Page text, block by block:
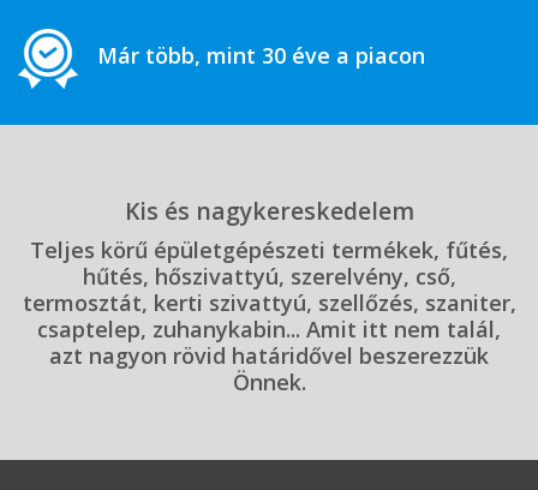
Már több, mint 30 éve a piacon
Kis és nagykereskedelem
Teljes körű épületgépészeti termékek, fűtés,
hűtés, hőszivattyú, szerelvény, cső,
termosztát, kerti szivattyú, szellőzés, szaniter,
csaptelep, zuhanykabin... Amit itt nem talál,
azt nagyon rövid határidővel beszerezzük
Önnek.